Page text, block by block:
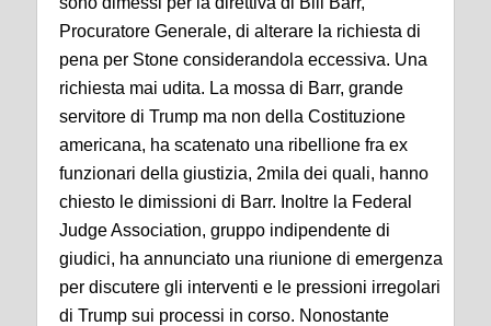
Procuratore Generale, di alterare la richiesta di
pena per Stone considerandola eccessiva. Una
richiesta mai udita. La mossa di Barr, grande
servitore di Trump ma non della Costituzione
americana, ha scatenato una ribellione fra ex
funzionari della giustizia, 2mila dei quali, hanno
chiesto le dimissioni di Barr. Inoltre la Federal
Judge Association, gruppo indipendente di
giudici, ha annunciato una riunione di emergenza
per discutere gli interventi e le pressioni irregolari
di Trump sui processi in corso. Nonostante